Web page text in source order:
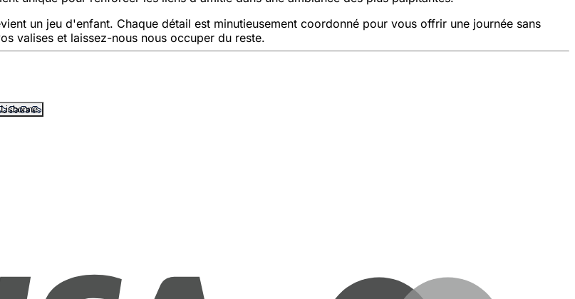
un jeu d'enfant. Chaque détail est minutieusement coordonné pour vous offrir une journée sans
valises et laissez-nous nous occuper du reste.